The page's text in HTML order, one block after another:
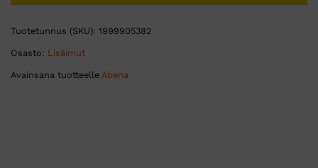
Tuotetunnus (SKU): 1999905382
Osasto: Lisäimut
Avainsana tuotteelle Abena